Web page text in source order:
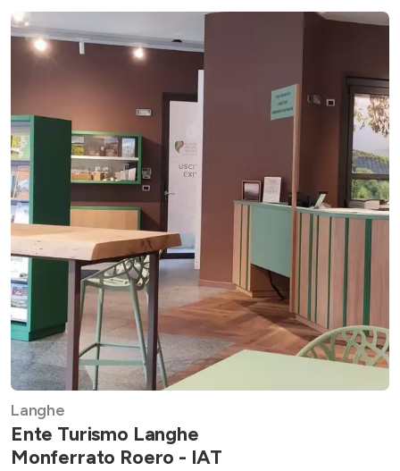
Langhe
Ente Turismo Langhe
Monferrato Roero - IAT